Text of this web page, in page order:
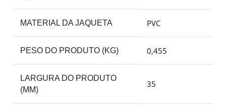
MATERIAL DA JAQUETA PVC
PESO DO PRODUTO (KG) 0,455
LARGURA DO PRODUTO
(MM)
35